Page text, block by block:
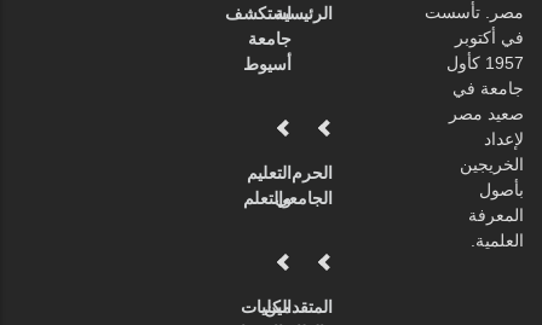
مصر. تأسست
في أكتوبر
1957 كأول
جامعة في
صعيد مصر
لإعداد
الخريجين
بأصول
المعرفة
العلمية.
الرئيسيةاستكشف
جامعة
أسيوط
الحرم
الجامعي
التعليم
والتعلم
المتقدمينالكليات